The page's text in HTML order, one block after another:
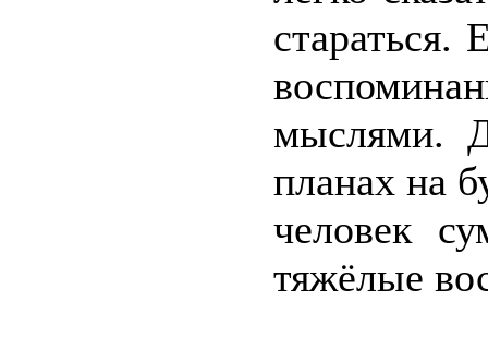
стараться.
мыслями.
планах на
человек
тяжёлые